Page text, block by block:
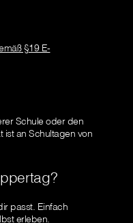
§19 E-
Schule oder den
ist an Schultagen von
passt. Einfach
erleben.